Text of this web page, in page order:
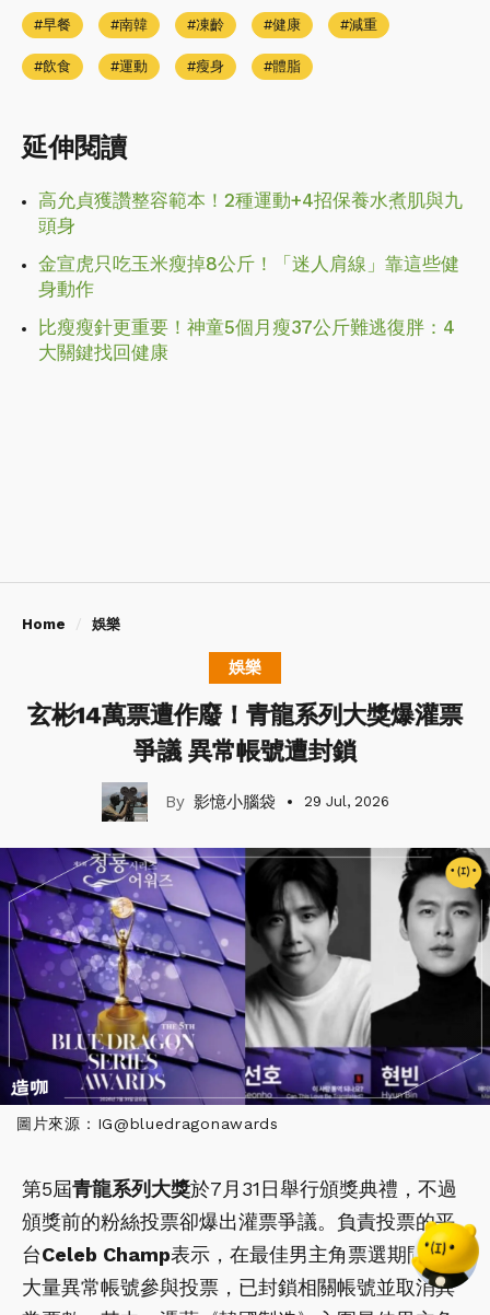
早餐 南韓 凍齡 健康 減重
飲食 運動 瘦身 體脂
延伸閱讀
高允貞獲讚整容範本！2種運動+4招保養水煮肌與九
頭身
金宣虎只吃玉米瘦掉8公斤！「迷人肩線」靠這些健
身動作
比瘦瘦針更重要！神童5個月瘦37公斤難逃復胖：4
大關鍵找回健康
Home 娛樂
娛樂
玄彬14萬票遭作廢！青龍系列大獎爆灌票
爭議 異常帳號遭封鎖
影憶小腦袋 29 Jul, 2026
圖片來源：IG@bluedragonawards
第5屆青龍系列大獎於7月31日舉行頒獎典禮，不過
頒獎前的粉絲投票卻爆出灌票爭議。負責投票的平
台Celeb Champ表示，在最佳男主角票選期間發現
大量異常帳號參與投票，已封鎖相關帳號並取消異